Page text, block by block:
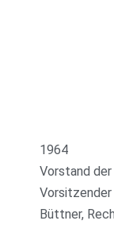
1964
Vorstand der
Vorsitzender
Büttner,